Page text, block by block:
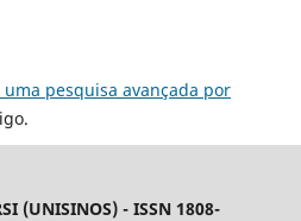
pesquisa avançada por
(UNISINOS) - ISSN 1808-